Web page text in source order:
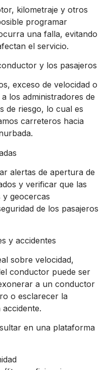
kilometraje y otros
programar
una falla, evitando
el servicio.
y los pasajeros
exceso de velocidad o
los administradores de
de riesgo, lo cual es
carreteros hacia
alertas de apertura de
y verificar que las
y geocercas
de los pasajeros
y accidentes
sobre velocidad,
conductor puede ser
a un conductor
o esclarecer la
en una plataforma